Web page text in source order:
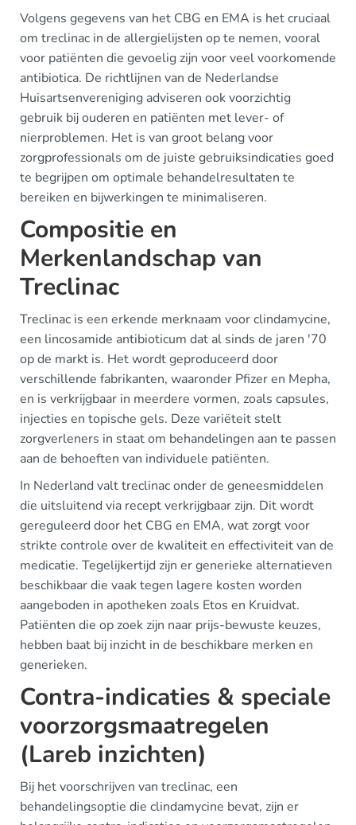
Volgens gegevens van het CBG en EMA is het cruciaal
om treclinac in de allergielijsten op te nemen, vooral
voor patiënten die gevoelig zijn voor veel voorkomende
antibiotica. De richtlijnen van de Nederlandse
Huisartsenvereniging adviseren ook voorzichtig
gebruik bij ouderen en patiënten met lever- of
nierproblemen. Het is van groot belang voor
zorgprofessionals om de juiste gebruiksindicaties goed
te begrijpen om optimale behandelresultaten te
bereiken en bijwerkingen te minimaliseren.
Compositie en
Merkenlandschap van
Treclinac
Treclinac is een erkende merknaam voor clindamycine,
een lincosamide antibioticum dat al sinds de jaren '70
op de markt is. Het wordt geproduceerd door
verschillende fabrikanten, waaronder Pfizer en Mepha,
en is verkrijgbaar in meerdere vormen, zoals capsules,
injecties en topische gels. Deze variëteit stelt
zorgverleners in staat om behandelingen aan te passen
aan de behoeften van individuele patiënten.
In Nederland valt treclinac onder de geneesmiddelen
die uitsluitend via recept verkrijgbaar zijn. Dit wordt
gereguleerd door het CBG en EMA, wat zorgt voor
strikte controle over de kwaliteit en effectiviteit van de
medicatie. Tegelijkertijd zijn er generieke alternatieven
beschikbaar die vaak tegen lagere kosten worden
aangeboden in apotheken zoals Etos en Kruidvat.
Patiënten die op zoek zijn naar prijs-bewuste keuzes,
hebben baat bij inzicht in de beschikbare merken en
generieken.
Contra-indicaties & speciale
voorzorgsmaatregelen
(Lareb inzichten)
Bij het voorschrijven van treclinac, een
behandelingsoptie die clindamycine bevat, zijn er